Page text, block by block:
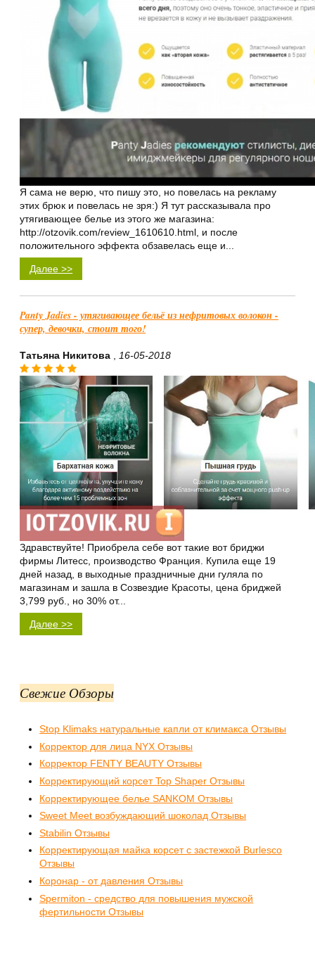
Я сама не верю, что пишу это, но повелась на рекламу
этих брюк и повелась не зря:) Я тут рассказывала про
утягивающее белье из этого же магазина:
http://otzovik.com/review_1610610.html, и после
положительного эффекта обзавелась еще и...
Далее >>
Panty Jadies - утягивающее бельё из нефритовых волокон -
супер, девочки, стоит того!
Татьяна Никитова 16-05-2018
Здравствуйте! Приобрела себе вот такие вот бриджи
фирмы Литесс, производство Франция. Купила еще 19
дней назад, в выходные праздничные дни гуляла по
магазинам и зашла в Созвездие Красоты, цена бриджей
3,799 руб., но 30% от...
Далее >>
Свежие Обзоры
Stop Klimaks натуральные капли от климакса Отзывы
Корректор для лица NYX Отзывы
Корректор FENTY BEAUTY Отзывы
Корректирующий корсет Top Shaper Отзывы
Корректирующее белье SANKOM Отзывы
Sweet Meet возбуждающий шоколад Отзывы
Stabilin Отзывы
Корректирующая майка корсет с застежкой Burlesco
Отзывы
Коронар - от давления Отзывы
Spermiton - средство для повышения мужской
фертильности Отзывы